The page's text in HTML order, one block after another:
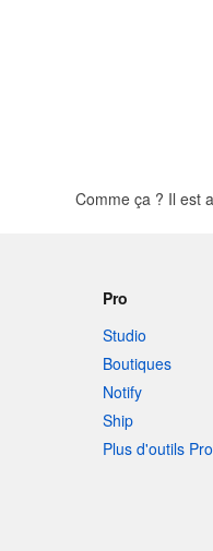
Comme ça ? Il est
Pro
Studio
Boutiques
Notify
Ship
Plus d'outils Pro